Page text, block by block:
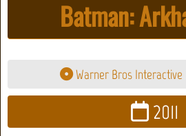
Batman:
Warner Bros Interactive
2011